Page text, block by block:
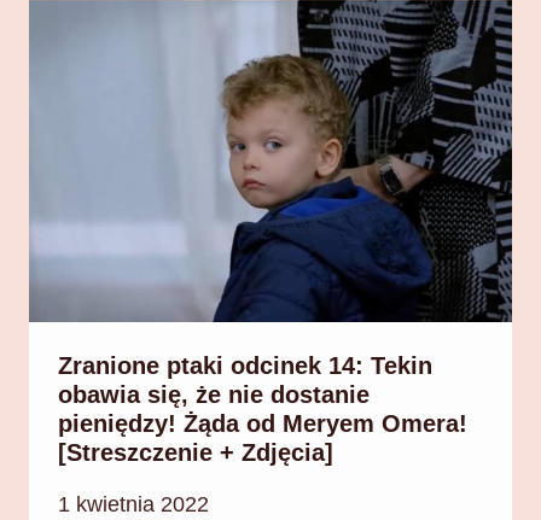
Zranione ptaki odcinek 14: Tekin
obawia się, że nie dostanie
pieniędzy! Żąda od Meryem Omera!
[Streszczenie + Zdjęcia]
1 kwietnia 2022